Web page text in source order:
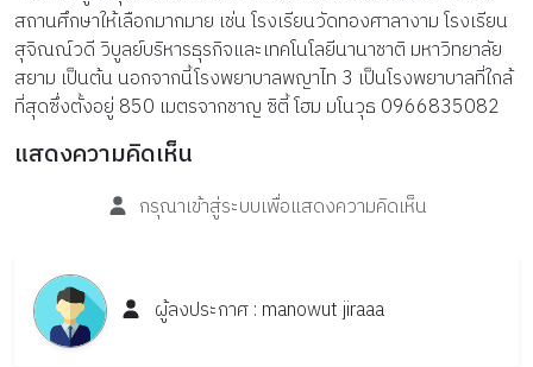
สถานศึกษาให้เลือกมากมาย เช่น โรงเรียนวัดทองศาลางาม โรงเรียน
สุจิณณ์วดี วิบูลย์บริหารธุรกิจและเทคโนโลยีนานาชาติ มหาวิทยาลัย
สยาม เป็นต้น นอกจากนี้โรงพยาบาลพญาไท 3 เป็นโรงพยาบาลที่ใกล้
ที่สุดซึ่งตั้งอยู่ 850 เมตรจากชาญ ซิตี้ โฮม มโนวุธ 0966835082
แสดงความคิดเห็น
กรุณาเข้าสู่ระบบเพื่อแสดงความคิดเห็น
ผู้ลงประกาศ : manowutjiraaa